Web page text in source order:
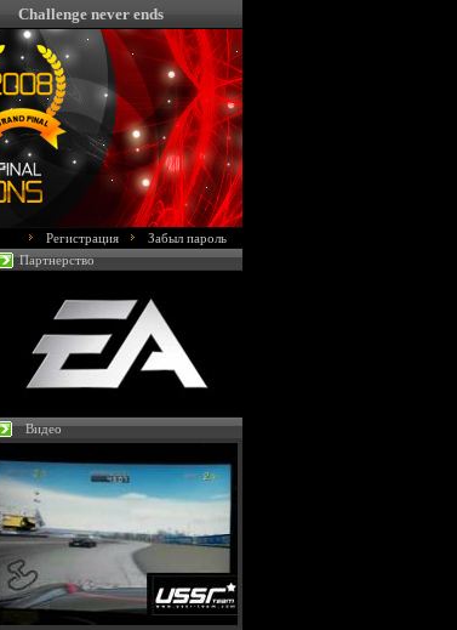
Challenge never ends
Регистрация
Забыл пароль
Партнерство
Видео